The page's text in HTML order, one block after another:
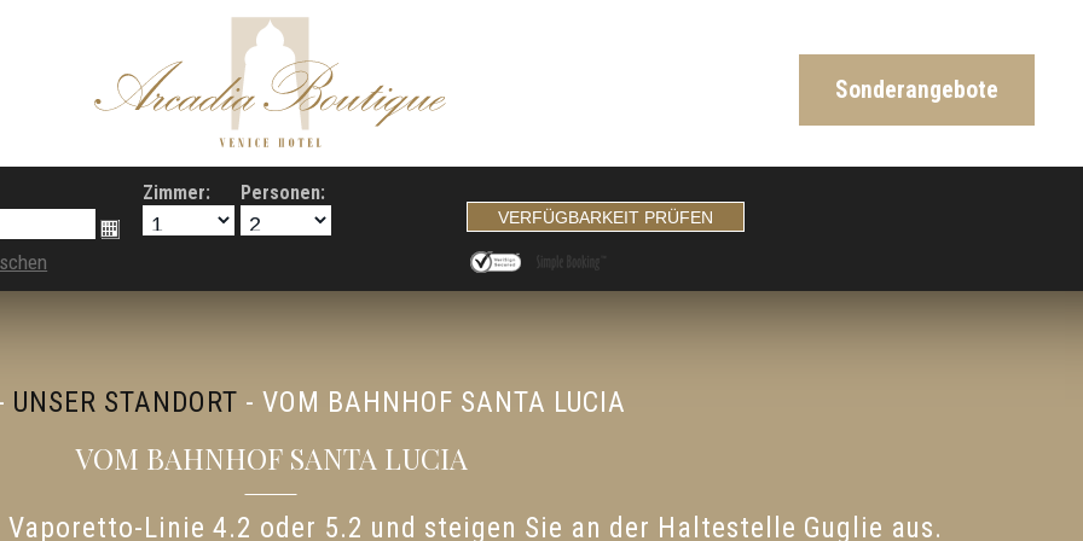
Sonderangebote
Zimmer: Personen:
UNSER STANDORT - VOM BAHNHOF SANTA LUCIA
VOM BAHNHOF SANTA LUCIA
Vaporetto-Linie 4.2 oder 5.2 und steigen Sie an der Haltestelle Guglie aus.